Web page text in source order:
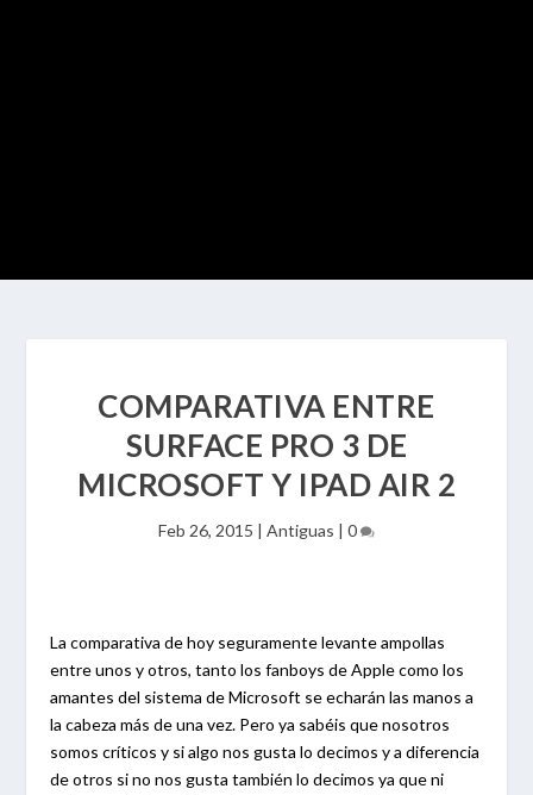
COMPARATIVA ENTRE
SURFACE PRO 3 DE
MICROSOFT Y IPAD AIR 2
Feb 26, 2015 | Antiguas | 0
La comparativa de hoy seguramente levante ampollas
entre unos y otros, tanto los fanboys de Apple como los
amantes del sistema de Microsoft se echarán las manos a
la cabeza más de una vez. Pero ya sabéis que nosotros
somos críticos y si algo nos gusta lo decimos y a diferencia
de otros si no nos gusta también lo decimos ya que ni